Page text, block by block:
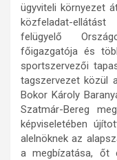
ügyviteli környezet
közfeladat-
felügyelő
főigazgatója és
sportszervezői
tagszervezet közül
Bokor Károly
Szatmár-Bereg
képviseletében
alelnöknek az
a megbízatása, őt